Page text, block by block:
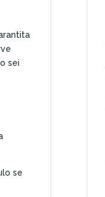
sei
se